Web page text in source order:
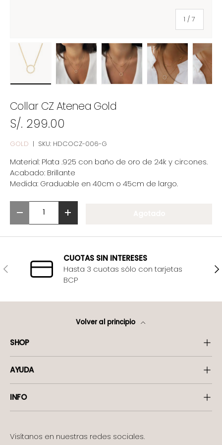
1 / de
7
Collar CZ Atenea Gold
S/. 299.00
GOLD | SKU: HDCOCZ-006-G
Material: Plata .925 con baño de oro de 24k y circones.
Acabado: Brillante
Medida: Graduable en 40cm o 45cm de largo.
-
+
Anterior
CUOTAS SIN INTERESES
Hasta 3 cuotas sólo con tarjetas
BCP
Volver al principio
SHOP
AYUDA
INFO
Visítanos en nuestras redes sociales.